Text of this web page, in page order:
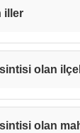
iller
olan
olan
Kapat